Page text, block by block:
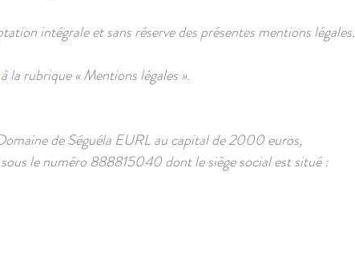
intégrale et sans réserve des présentes mentions légales.
à la rubrique « Mentions légales ».
de Séguéla EURL au capital de 2000 euros,
le numéro 888815040 dont le siège social est situé :